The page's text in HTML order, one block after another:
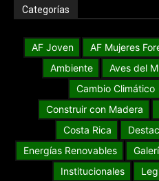
Categorías
AF Joven AF Mujeres
Ambiente
Aves del
Cambio Climático
Construir con Madera
Costa Rica
Energías Renovables
Institucionales